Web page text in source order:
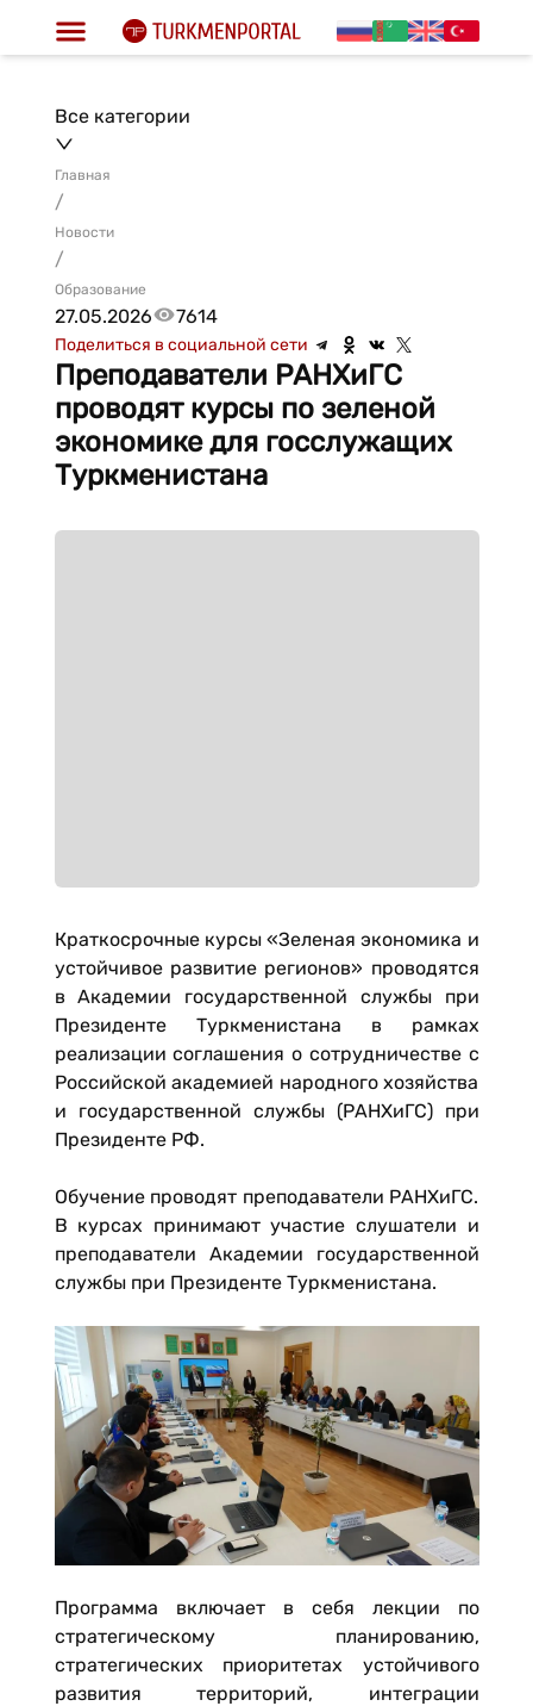
Все категории
Главная
/
Новости
/
Образование
27.05.2026 7614
Поделиться в социальной сети
Преподаватели РАНХиГС
проводят курсы по зеленой
экономике для госслужащих
Туркменистана
Краткосрочные курсы «Зеленая экономика и
устойчивое развитие регионов» проводятся
в Академии государственной службы при
Президенте Туркменистана в рамках
реализации соглашения о сотрудничестве с
Российской академией народного хозяйства
и государственной службы (РАНХиГС) при
Президенте РФ.
Обучение проводят преподаватели РАНХиГС.
В курсах принимают участие слушатели и
преподаватели Академии государственной
службы при Президенте Туркменистана.
Программа включает в себя лекции по
стратегическому планированию,
стратегических приоритетах устойчивого
развития территорий, интеграции